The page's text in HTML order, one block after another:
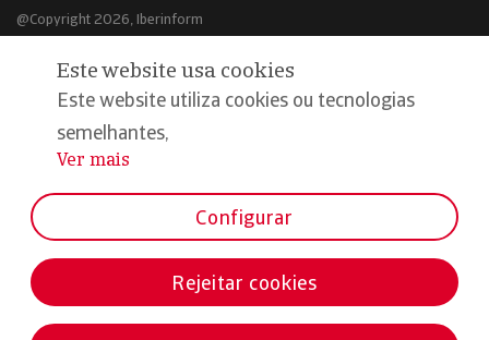
@Copyright 2026, Iberinform
Aviso legal
Política de cookies
Declaração de privacidade
Este website usa cookies
Este website utiliza cookies ou tecnologias
semelhantes,
...
Ver mais
Configurar
Rejeitar cookies